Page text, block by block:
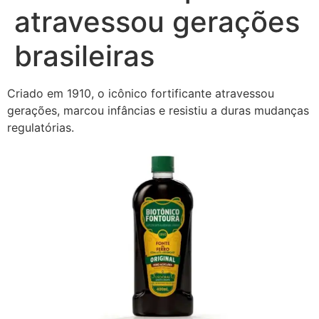
atravessou gerações
brasileiras
Criado em 1910, o icônico fortificante atravessou
gerações, marcou infâncias e resistiu a duras mudanças
regulatórias.